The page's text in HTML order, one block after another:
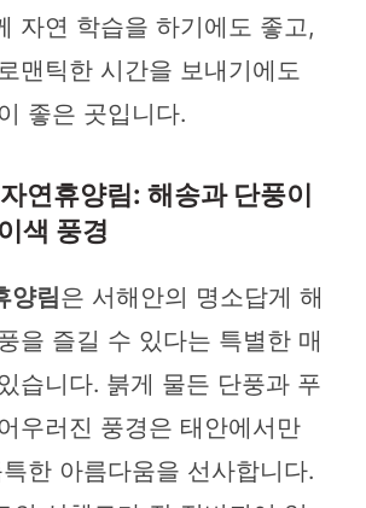
자연 학습을 하기에도 좋고,
맨틱한 시간을 보내기에도
좋은 곳입니다.
연휴양림: 해송과 단풍이
색 풍경
양림은 서해안의 명소답게 해
을 즐길 수 있다는 특별한 매
습니다. 붉게 물든 단풍과 푸
우러진 풍경은 태안에서만
한 아름다움을 선사합니다.